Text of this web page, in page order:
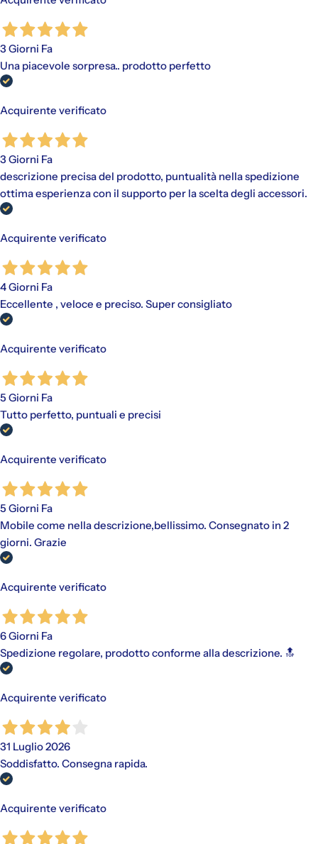
pagamento scelto, senza alcun costo aggiuntivo.
"Paga in 3 rate"
acquisti idonei (da €30,00 a €2.000,00).
e AMEX).
3 Giorni Fa
Una piacevole sorpresa.. prodotto perfetto
Acquirente verificato
3 Giorni Fa
descrizione precisa del prodotto, puntualità nella spedizione
ottima esperienza con il supporto per la scelta degli accessori.
Acquirente verificato
4 Giorni Fa
Eccellente , veloce e preciso. Super consigliato
Acquirente verificato
5 Giorni Fa
Tutto perfetto, puntuali e precisi
Acquirente verificato
5 Giorni Fa
Mobile come nella descrizione,bellissimo. Consegnato in 2
giorni. Grazie
Acquirente verificato
6 Giorni Fa
Spedizione regolare, prodotto conforme alla descrizione. 🔝
Acquirente verificato
31 Luglio 2026
Soddisfatto. Consegna rapida.
Acquirente verificato